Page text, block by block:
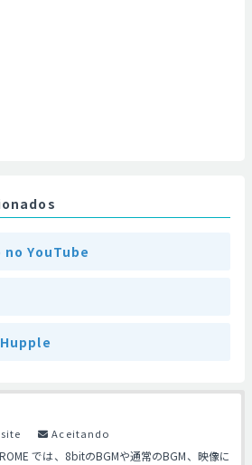
YouTube
Aceitando
では、8bitのBGMや通常のBGM、映像に